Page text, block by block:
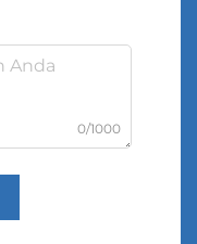
0/1000